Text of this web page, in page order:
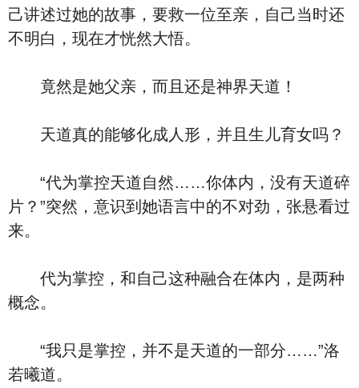
己讲述过她的故事，要救一位至亲，自己当时还
不明白，现在才恍然大悟。
竟然是她父亲，而且还是神界天道！
天道真的能够化成人形，并且生儿育女吗？
“代为掌控天道自然……你体内，没有天道碎
片？”突然，意识到她语言中的不对劲，张悬看过
来。
代为掌控，和自己这种融合在体内，是两种
概念。
“我只是掌控，并不是天道的一部分……”洛
若曦道。